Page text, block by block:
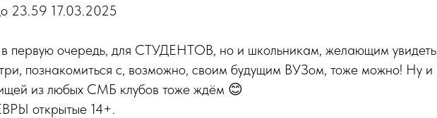
23.59 17.03.2025
первую очередь, для СТУДЕНТОВ, но и школьникам, желающим увидеть
познакомиться с, возможно, своим будущим ВУЗом, тоже можно! Ну и
из любых СМБ клубов тоже ждём 😊
открытые 14+.